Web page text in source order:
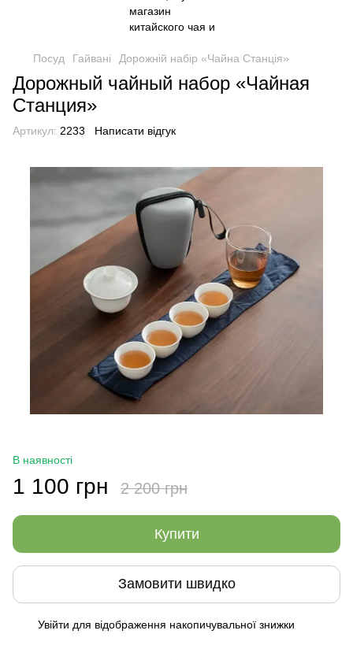
Посуд Гайвані Дорожній набір «Чайна Станція»
Дорожный чайный набор «Чайная
Станция»
Артикул: 2233 Написати відгук
В наявності
1 100 грн 2 200 грн
Купити
Замовити швидко
Увійти для відображення накопичувальної знижки